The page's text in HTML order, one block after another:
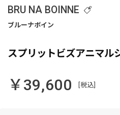
BRU NA BOINNE
スプリットビズアニマル
￥39,600 [税込]